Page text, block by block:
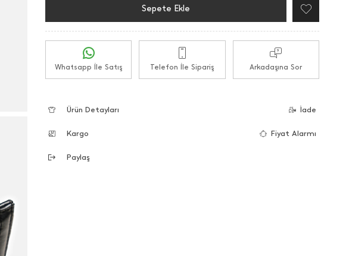
Sepete Ekle
Whatsapp İle Satış Telefon İle Sipariş Arkadaşına Sor
Ürün Detayları İade
Kargo Fiyat Alarmı
Paylaş